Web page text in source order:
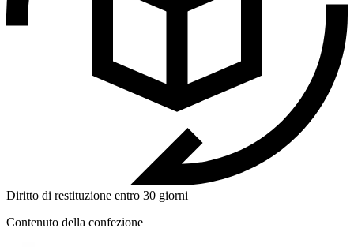
Diritto di restituzione entro 30 giorni
Contenuto della confezione